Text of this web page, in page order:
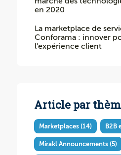
en 2020
La marketplace de
Conforama : innover
l'expérience client
Article par
Marketplaces (14) B2B
Mirakl Announcements (5)